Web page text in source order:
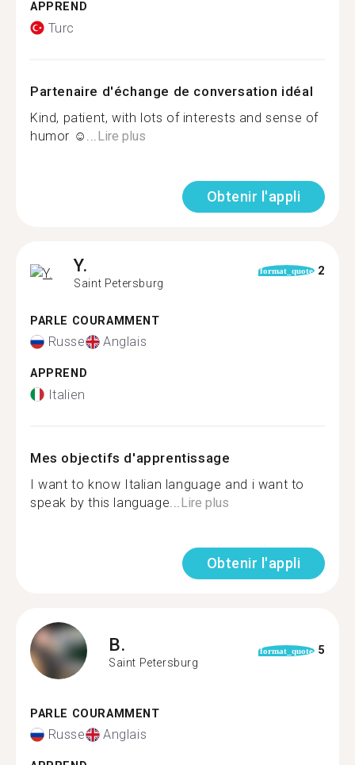
APPREND
Turc
Partenaire d'échange de conversation idéal
Kind, patient, with lots of interests and sense of
humor ☺... Lire plus
Obtenir l'appli
Y.
Saint Petersburg
format_quote 2
PARLE COURAMMENT
Russe Anglais
APPREND
Italien
Mes objectifs d'apprentissage
I want to know Italian language and i want to
speak by this language... Lire plus
Obtenir l'appli
B.
Saint Petersburg
format_quote 5
PARLE COURAMMENT
Russe Anglais